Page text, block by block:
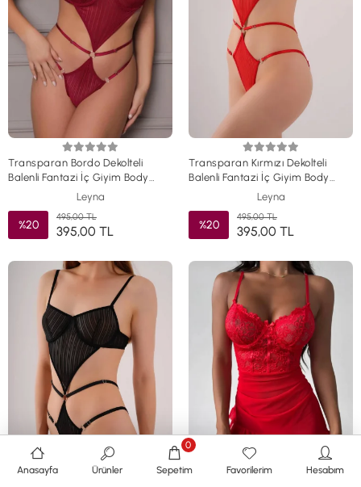
Transparan Bordo Dekolteli
Balenli Fantazi İç Giyim Body
Leyna
%20
495,00 TL
395,00 TL
Transparan Kırmızı Dekolteli
Balenli Fantazi İç Giyim Body
Leyna
%20
495,00 TL
395,00 TL
Anasayfa Ürünler Sepetim
0
Favorilerim Hesabım